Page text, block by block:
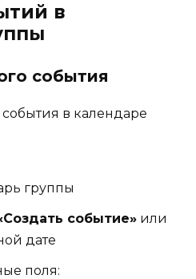
в
события
в календаре
группы
событие» или
дате
поля: